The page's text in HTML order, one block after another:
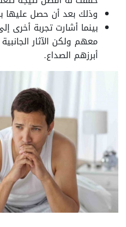
وذلك بعد أن حصل عليها
بينما أشارت تجربة أخرى
معهم ولكن الآثار
أبرزهم الصداع.